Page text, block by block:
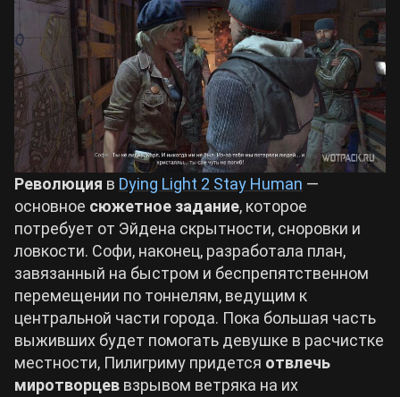
Crimson Desert
Zenless Zone Zero
Kingdom Come: Deliverance 2
Path of Exile 2
Wuthering Waves
Roblox
Hogwarts Legacy
Билды Arknights: Endfield
Билды Wuthering Waves
Билды Cyberpunk 2077
Билды Path of Exile 2
Революция в Dying Light 2 Stay Human —
основное сюжетное задание, которое
потребует от Эйдена скрытности, сноровки и
ловкости. Софи, наконец, разработала план,
завязанный на быстром и беспрепятственном
перемещении по тоннелям, ведущим к
центральной части города. Пока большая часть
выживших будет помогать девушке в расчистке
местности, Пилигриму придется отвлечь
миротворцев взрывом ветряка на их